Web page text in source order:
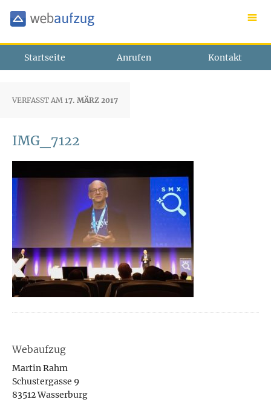
Startseite Anrufen Kontakt
VERFASST AM 17. MÄRZ 2017
IMG_7122
Webaufzug
Martin Rahm
Schustergasse 9
83512 Wasserburg